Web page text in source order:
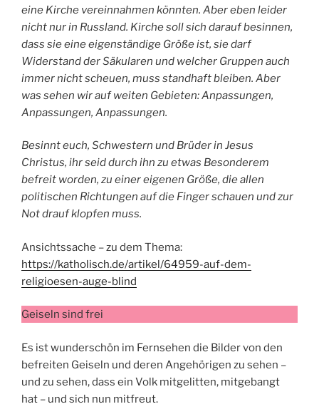
eine Kirche vereinnahmen könnten. Aber eben leider
nicht nur in Russland. Kirche soll sich darauf besinnen,
dass sie eine eigenständige Größe ist, sie darf
Widerstand der Säkularen und welcher Gruppen auch
immer nicht scheuen, muss standhaft bleiben. Aber
was sehen wir auf weiten Gebieten: Anpassungen,
Anpassungen, Anpassungen.
Besinnt euch, Schwestern und Brüder in Jesus
Christus, ihr seid durch ihn zu etwas Besonderem
befreit worden, zu einer eigenen Größe, die allen
politischen Richtungen auf die Finger schauen und zur
Not drauf klopfen muss.
Ansichtssache – zu dem Thema:
https://katholisch.de/artikel/64959-auf-dem-
religioesen-auge-blind
Geiseln sind frei
Es ist wunderschön im Fernsehen die Bilder von den
befreiten Geiseln und deren Angehörigen zu sehen –
und zu sehen, dass ein Volk mitgelitten, mitgebangt
hat – und sich nun mitfreut.